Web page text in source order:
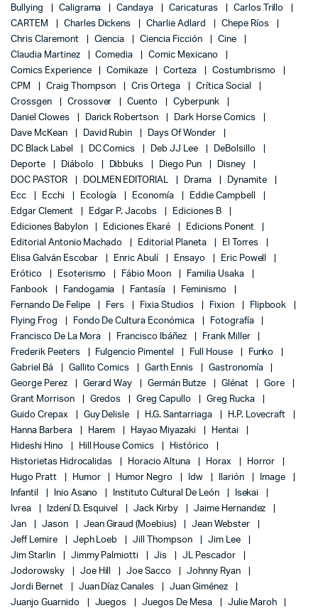
Bullying
Caligrama Candaya Caricaturas
Carlos Trillo
CARTEM
Charles Dickens Charlie Adlard
Chepe Ríos
Chris Claremont
Ciencia Ciencia Ficción
Cine
Claudia Martinez
Comedia
Comic Mexicano
Comics Experience
Comikaze Corteza
Costumbrismo
CPM
Craig Thompson Cris Ortega
Crítica Social
Crossgen
Crossover Cuento
Cyberpunk
Daniel Clowes
Darick Robertson
Dark Horse Comics
Dave McKean
David Rubin
Days Of Wonder
DC Black Label
DC Comics Deb JJ Lee
DeBolsillo
Deporte
Diábolo Dibbuks Diego Pun
Disney
DOC PASTOR
DOLMEN EDITORIAL Drama
Dynamite
Ecc
Ecchi Ecología Economía
Eddie Campbell
Edgar Clement
Edgar P. Jacobs
Ediciones B
Ediciones Babylon
Ediciones Ekaré
Edicions Ponent
Editorial Antonio Machado
Editorial Planeta
El Torres
Elisa Galván Escobar
Enric Abulí Ensayo
Eric Powell
Erótico
Esoterismo Fábio Moon
Familia Usaka
Fanbook
Fandogamia Fantasía
Feminismo
Fernando De Felipe
Fers Fixia Studios Fixion
Flipbook
Flying Frog
Fondo De Cultura Económica
Fotografía
Francisco De La Mora
Francisco Ibáñez
Frank Miller
Frederik Peeters
Fulgencio Pimentel Full House
Funko
Gabriel Bá
Gallito Comics Garth Ennis
Gastronomía
George Perez
Gerard Way Germán Butze Glénat
Gore
Grant Morrison
Gredos Greg Capullo
Greg Rucka
Guido Crepax
Guy Delisle H.G. Santarriaga
H.P. Lovecraft
Hanna Barbera
Harem Hayao Miyazaki
Hentai
Hideshi Hino
Hill House Comics
Histórico
Historietas Hidrocalidas
Horacio Altuna Horax
Horror
Hugo Pratt
Humor Humor Negro Idw Ilarión
Image
Infantil
Inio Asano Instituto Cultural De León
Isekai
Ivrea
Izdení D. Esquivel Jack Kirby
Jaime Hernandez
Jan
Jason Jean Giraud (Moebius)
Jean Webster
Jeff Lemire
Jeph Loeb Jill Thompson
Jim Lee
Jim Starlin
Jimmy Palmiotti Jis
JL Pescador
Jodorowsky
Joe Hill Joe Sacco
Johnny Ryan
Jordi Bernet
Juan Díaz Canales
Juan Giménez
Juanjo Guarnido
Juegos Juegos De Mesa
Julie Maroh